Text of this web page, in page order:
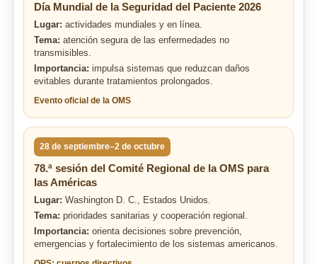
Día Mundial de la Seguridad del Paciente 2026
Lugar: actividades mundiales y en línea.
Tema: atención segura de las enfermedades no
transmisibles.
Importancia: impulsa sistemas que reduzcan daños
evitables durante tratamientos prolongados.
Evento oficial de la OMS
28 de septiembre–2 de octubre
78.ª sesión del Comité Regional de la OMS para
las Américas
Lugar: Washington D. C., Estados Unidos.
Tema: prioridades sanitarias y cooperación regional.
Importancia: orienta decisiones sobre prevención,
emergencias y fortalecimiento de los sistemas americanos.